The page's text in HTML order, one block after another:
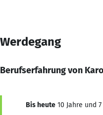
Werdegang
Berufserfahrung von
Bis heute 10 Jahre und